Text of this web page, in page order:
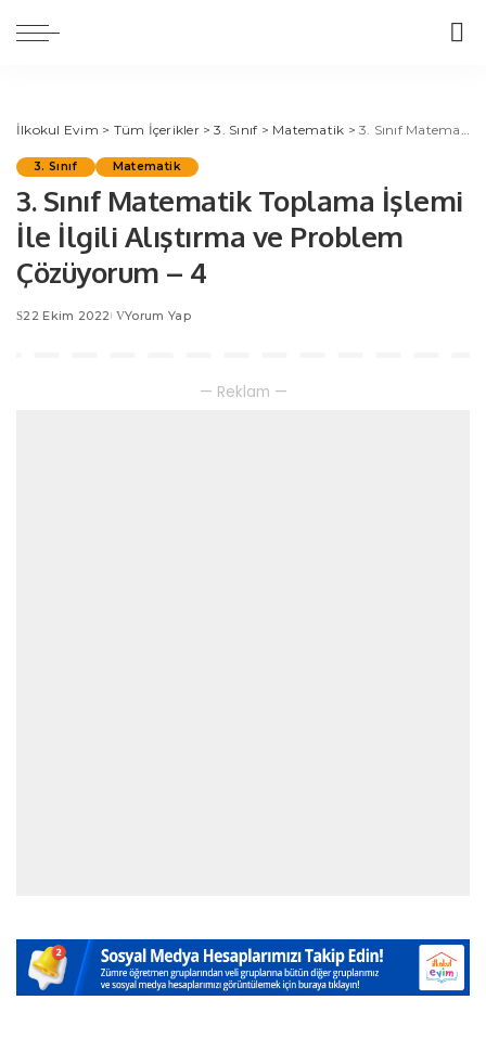
İlkokul Evim > Tüm İçerikler>3. Sınıf > Matematik >3. Sınıf Matematik Toplama İşlemi İle İlgili Alıştırma ve Problem Çözüyorum – 4
3. Sınıf Matematik
3. Sınıf Matematik Toplama İşlemi
İle İlgili Alıştırma ve Problem
Çözüyorum – 4
22 Ekim 2022 Yorum Yap
— Reklam —